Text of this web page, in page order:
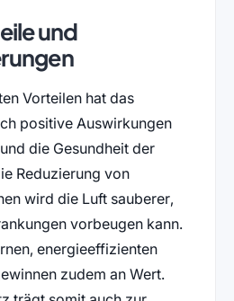
und
Vorteilen hat das
positive Auswirkungen
die Gesundheit der
Reduzierung von
wird die Luft sauberer,
vorbeugen kann.
energieeffizienten
zudem an Wert.